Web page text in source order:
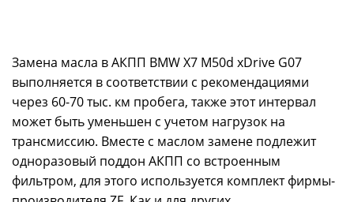
Замена масла в АКПП BMW X7 M50d xDrive G07
выполняется в соответствии с рекомендациями
через 60-70 тыс. км пробега, также этот интервал
может быть уменьшен с учетом нагрузок на
трансмиссию. Вместе с маслом замене подлежит
одноразовый поддон АКПП со встроенным
фильтром, для этого используется комплект фирмы-